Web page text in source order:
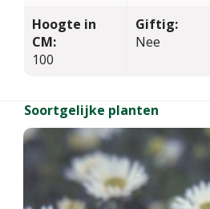
Hoogte in
CM:
100
Giftig:
Nee
Soortgelijke planten